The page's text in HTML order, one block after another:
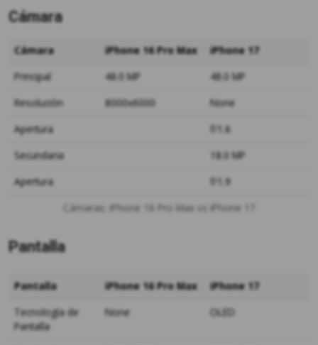
Cámara
Cámaras: iPhone 16 Pro Max vs iPhone 17
Cámara iPhone 16 Pro Max
iPhone 17
Principal
48.0 MP
48.0 MP
Resolución
8000x6000
None
Apertura
f/1.6
Secundaria
18.0 MP
Apertura
f/1.9
Pantalla
Pantalla iPhone 16 Pro Max
iPhone 17
Tecnología de
Pantalla
None OLED